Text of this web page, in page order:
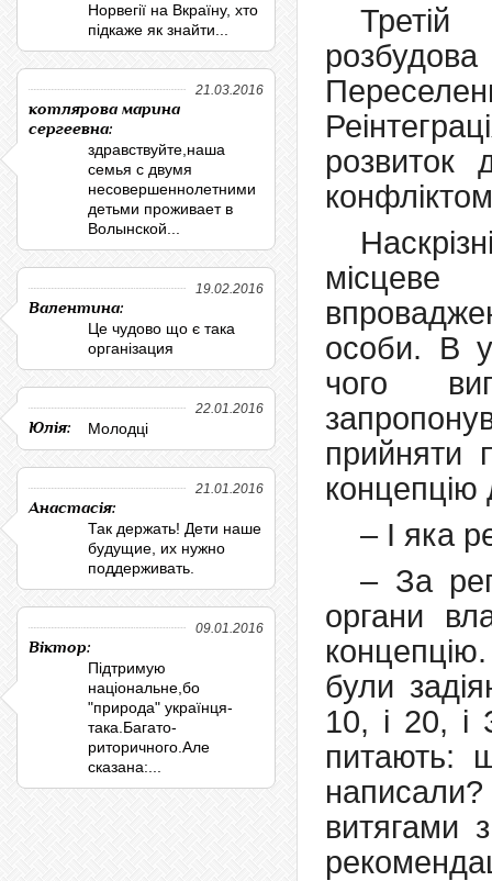
Третій
розвиток
особи. В
чого
прийняти
– І яка
– За
органи
були
10, і 20,
питають:
витягами
Норвегії на Вкраїну, хто
підкаже як знайти...
21.03.2016
котлярова марина
сергеевна:
здравствуйте,наша
семья с двумя
несовершеннолетними
детьми проживает в
Волынской...
19.02.2016
Валентина:
Це чудово що є така
організация
22.01.2016
Юлія: Молодці
21.01.2016
Анастасія:
Так держать! Дети наше
будущие, их нужно
поддерживать.
09.01.2016
Віктор:
Підтримую
національне,бо
"природа" українця-
така.Багато-
риторичного.Але
сказана:...